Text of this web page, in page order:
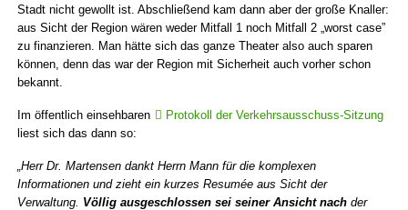
Stadt nicht gewollt ist. Abschließend kam dann aber der große Knaller:
aus Sicht der Region wären weder Mitfall 1 noch Mitfall 2 „worst case”
zu finanzieren. Man hätte sich das ganze Theater also auch sparen
können, denn das war der Region mit Sicherheit auch vorher schon
bekannt.
Im öffentlich einsehbaren
Protokoll der Verkehrsausschuss-Sitzung
liest sich das dann so:
„Herr Dr. Martensen dankt Herrn Mann für die komplexen
Informationen und zieht ein kurzes Resumée aus Sicht der
Verwaltung. Völlig ausgeschlossen sei seiner Ansicht nachder